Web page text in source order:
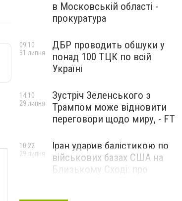
в Московській області -
прокуратура
ДБР проводить обшуки у
понад 100 ТЦК по всій
Україні
09:10
31 липня
Зустріч Зеленського з
Трампом може відновити
переговори щодо миру, - FT
14:10
29 липня
Іран ударив балістикою по
військових базах США на
Близькому Сході: про
10:22
29 липня